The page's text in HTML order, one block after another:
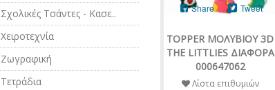
Σχολικές Τσάντες - Κασε..
Χειροτεχνία
Ζωγραφική
Τετράδια
TOPPER ΜΟΛΥΒΙΟΥ 3D
THE LITTLIES ΔΙΑΦΟΡΑ
000647062
Share Tweet
Λίστα επιθυμιών